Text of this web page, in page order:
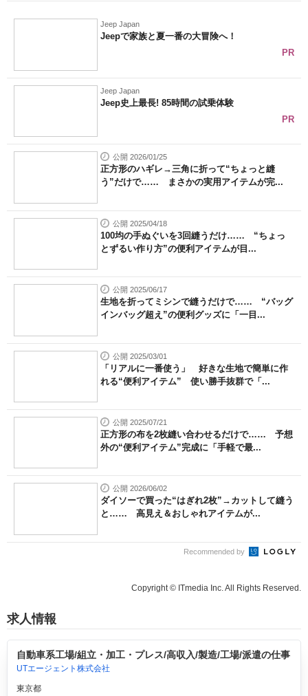
Jeep Japan
Jeepで家族と夏一番の大冒険へ！
PR
Jeep Japan
Jeep史上最長! 85時間の試乗体験
PR
公開 2026/01/25
正方形のハギレ→三角に折って“ちょっと縫
う”だけで…… まさかの実用アイテムが完...
公開 2025/04/18
100均の手ぬぐいを3回縫うだけ…… “ちょっ
とずるい作り方”の便利アイテムが目...
公開 2025/06/17
生地を折ってミシンで縫うだけで…… “バッグ
インバッグ超え”の便利グッズに「一目...
公開 2025/03/01
「リアルに一番使う」 好きな生地で簡単に作
れる“便利アイテム” 使い勝手抜群で「...
公開 2025/07/21
正方形の布を2枚縫い合わせるだけで…… 予想
外の“便利アイテム”完成に「手軽で最...
公開 2026/06/02
ダイソーで買った“はぎれ2枚”→カットして縫う
と…… 高見え＆おしゃれアイテムが...
Recommended by
Copyright © ITmedia Inc. All Rights Reserved.
求人情報
自動車系工場/組立・加工・プレス/高収入/製造/工場/派遣の仕事
UTエージェント株式会社
東京都